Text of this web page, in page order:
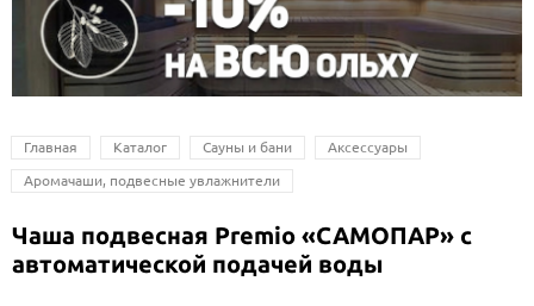
Главная Каталог Сауны и бани Аксессуары
Аромачаши, подвесные увлажнители
Чаша подвесная Premio «САМОПАР» c
автоматической подачей воды